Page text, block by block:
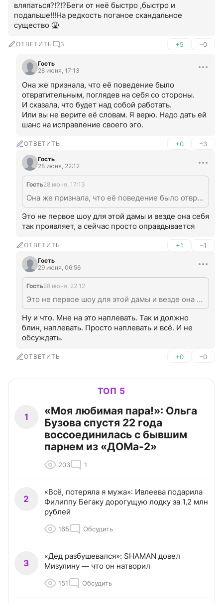
вляпаться?!?!?Беги от неё быстро ,быстро и
подальше!!!На редкость поганое скандальное
существо 🤮
ОТВЕТИТЬ 3 +5 –0
Гость
28 июня, 17:13
Она же признала, что её поведение было
отвратительным, поглядев на себя со стороны.
И сказала, что будет над собой работать.
Или вы не верите её словам. Я верю. Надо дать ей
шанс на исправление своего эго.
ОТВЕТИТЬ +0 –3
Гость
28 июня, 22:12
Гость28 июня, 17:13
Она же признала, что её поведение было отвратительным, поглядев на себя со стороны. И сказала, что будет над собой работать. Или вы не верите её словам. Я верю. Надо дать ей шанс на исправление своего эго.
Это не первое шоу для этой дамы и везде она себя
так проявляет, а сейчас просто оправдывается
ОТВЕТИТЬ +1 –1
Гость
29 июня, 06:56
Гость28 июня, 22:12
Это не первое шоу для этой дамы и везде она себя так проявляет, а сейчас просто оправдывается
Ну и что. Мне на это наплевать. Так и должно
блин, наплевать. Просто наплевать и всё. И не
обсуждать.
ОТВЕТИТЬ +0 –0
ТОП 5
1
«Моя любимая пара!»: Ольга
Бузова спустя 22 года
воссоединилась с бывшим
парнем из «ДОМа-2»
203 1
2
«Всё, потеряла я мужа»: Ивлеева подарила
Филиппу Бегаку дорогущую лодку за 1,2 млн
рублей
165 Обсудить
3
«Дед разбушевался»: SHAMAN довел
Мизулину — что он натворил
151 Обсудить